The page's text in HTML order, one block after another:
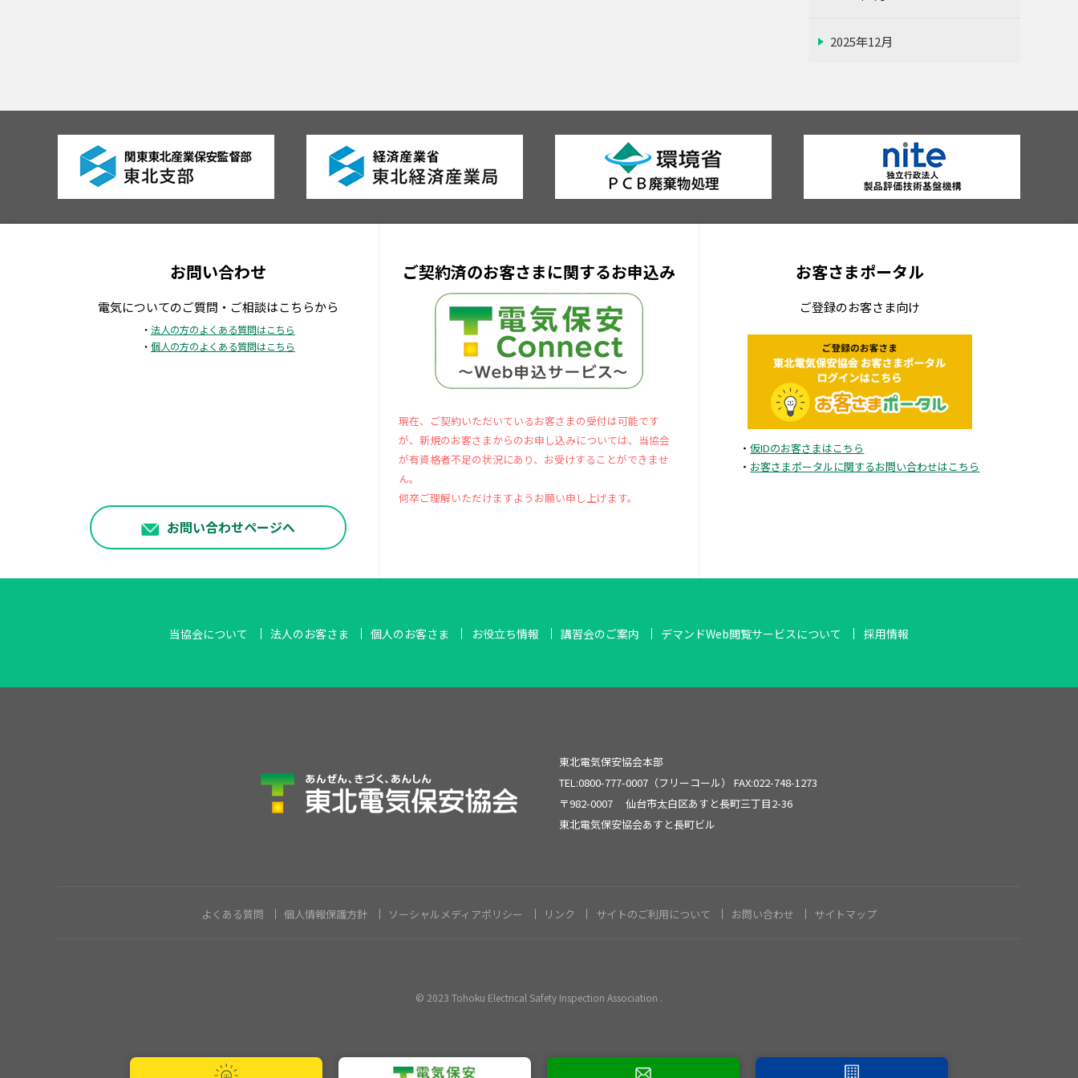
2025年12月
2025年10月
2025年9月
2025年8月
2025年7月
2025年6月
2025年5月
2025年4月
2025年3月
2024年8月
2024年7月
2024年1月
2023年8月
お問い合わせ
電気についてのご質問・ご相談はこちらから
・ 法人の方のよくある質問はこちら
・ 個人の方のよくある質問はこちら
お問い合わせページへ
ご契約済のお客さまに関するお申込み
現在、ご契約いただいているお客さまの受付は可能です
が、新規のお客さまからのお申し込みについては、当協会
が有資格者不足の状況にあり、お受けすることができませ
ん。
何卒ご理解いただけますようお願い申し上げます。
お客さまポータル
ご登録のお客さま向け
・仮IDのお客さまはこちら
・ お客さまポータルに関するお問い合わせはこちら
当協会について 法人のお客さま 個人のお客さま お役立ち情報 講習会のご案内 デマンドWeb閲覧サービスについて 採用情報
東北電気保安協会本部
TEL:0800-777-0007（フリーコール）FAX:022-748-1273
〒982-0007
仙台市太白区あすと長町三丁目2-36
東北電気保安協会あすと長町ビル
よくある質問 個人情報保護方針 ソーシャルメディアポリシー リンク サイトのご利用について お問い合わせ サイトマップ
© 2023 Tohoku Electrical Safety Inspection Association .